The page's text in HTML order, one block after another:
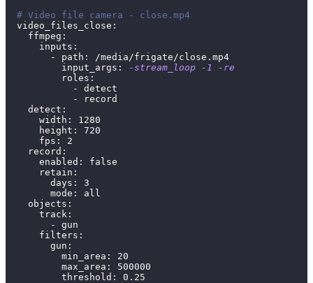
# Video file camera - close.mp4
  video_files_close:
    ffmpeg:
      inputs:
        - path: /media/frigate/close.mp4
          input_args:
-stream_loop -1
-re
          roles:
            - detect
            - record
    detect:
      width:
1280
      height:
720
      fps:
2
    record:
      enabled:
false
      retain:
        days:
3
        mode: all
    objects:
      track:
        - gun
      filters:
        gun:
          min_area:
20
          max_area:
500000
          threshold:
0.25